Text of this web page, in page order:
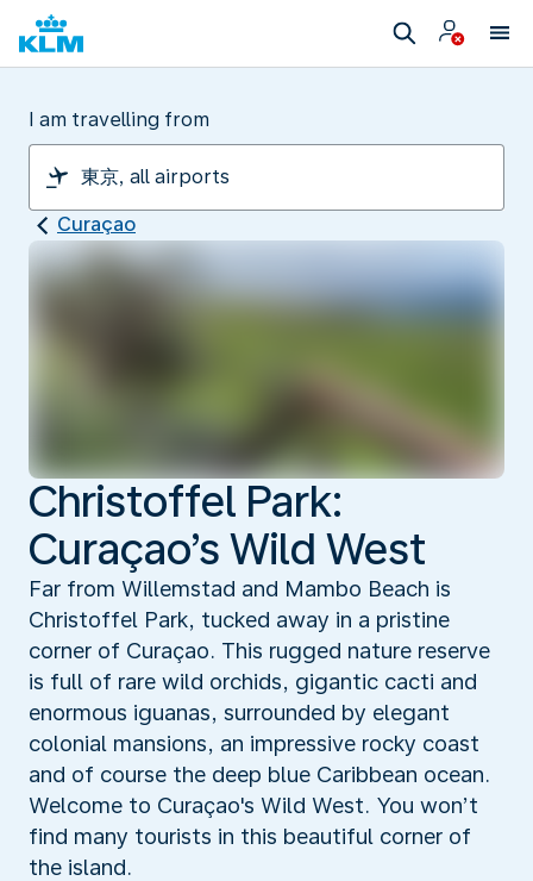
I am travelling from
Curaçao
Christoffel Park:
Curaçao’s Wild West
Far from Willemstad and Mambo Beach is
Christoffel Park, tucked away in a pristine
corner of Curaçao. This rugged nature reserve
is full of rare wild orchids, gigantic cacti and
enormous iguanas, surrounded by elegant
colonial mansions, an impressive rocky coast
and of course the deep blue Caribbean ocean.
Welcome to Curaçao's Wild West. You won’t
find many tourists in this beautiful corner of
the island.